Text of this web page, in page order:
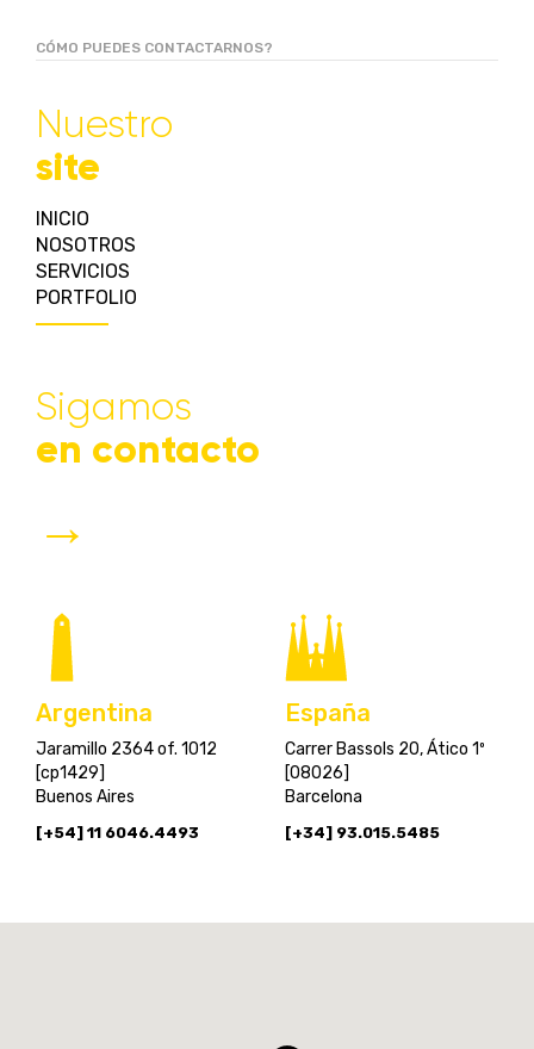
CÓMO PUEDES CONTACTARNOS?
Nuestro
site
INICIO
NOSOTROS
SERVICIOS
PORTFOLIO
Sigamos
en contacto
→
Argentina
Jaramillo 2364 of. 1012
[cp1429]
Buenos Aires
[+54] 11 6046.4493
España
Carrer Bassols 20, Ático 1º
[08026]
Barcelona
[+34] 93.015.5485